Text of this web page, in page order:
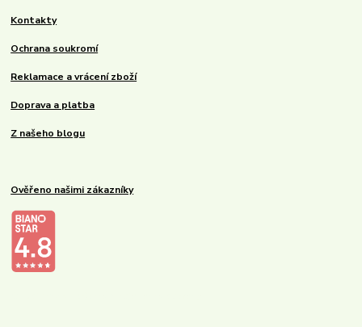
Kontakty
Ochrana soukromí
Reklamace a vrácení zboží
Doprava a platba
Z našeho blogu
Ověřeno našimi zákazníky